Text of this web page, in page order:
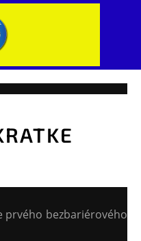
prvého bezbariérového